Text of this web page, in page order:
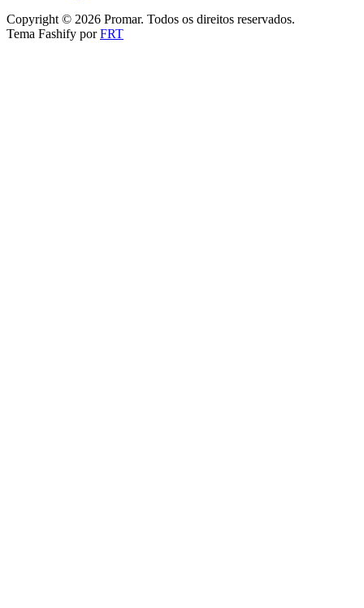
Copyright © 2026 Promar. Todos os direitos reservados.
Tema Fashify porFRT